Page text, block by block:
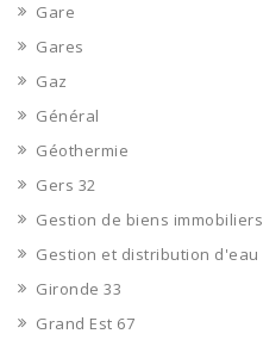
Gare
Gares
Gaz
Général
Géothermie
Gers 32
Gestion de biens immobiliers
Gestion et distribution d'eau
Gironde 33
Grand Est 67